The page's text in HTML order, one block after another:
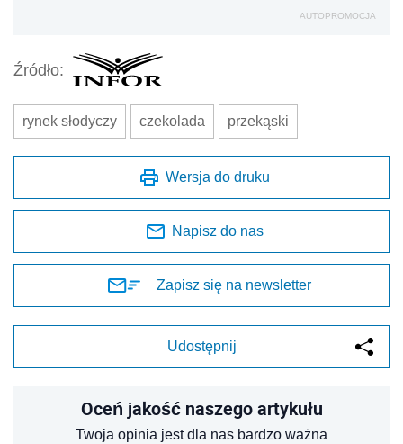
AUTOPROMOCJA
Źródło:
rynek słodyczy czekolada przekąski
Wersja do druku
Napisz do nas
Zapisz się na newsletter
Udostępnij
Oceń jakość naszego artykułu
Twoja opinia jest dla nas bardzo ważna